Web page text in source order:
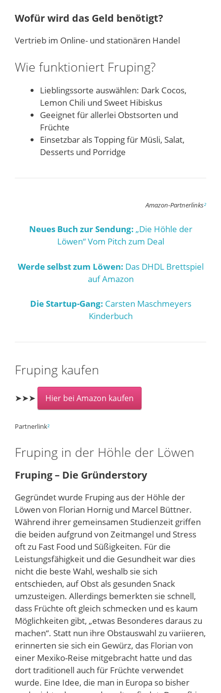
Wofür wird das Geld benötigt?
Vertrieb im Online- und stationären Handel
Wie funktioniert Fruping?
Lieblingssorte auswählen: Dark Cocos,
Lemon Chili und Sweet Hibiskus
Geeignet für allerlei Obstsorten und
Früchte
Einsetzbar als Topping für Müsli, Salat,
Desserts und Porridge
Amazon-Partnerlinks²
Neues Buch zur Sendung: „Die Höhle der
Löwen“ Vom Pitch zum Deal
Werde selbst zum Löwen: Das DHDL Brettspiel
auf Amazon
Die Startup-Gang: Carsten Maschmeyers
Kinderbuch
Fruping kaufen
➤➤➤ Hier bei Amazon kaufen
Partnerlink²
Fruping in der Höhle der Löwen
Fruping – Die Gründerstory
Gegründet wurde Fruping aus der Höhle der
Löwen von Florian Hornig und Marcel Büttner.
Während ihrer gemeinsamen Studienzeit griffen
die beiden aufgrund von Zeitmangel und Stress
oft zu Fast Food und Süßigkeiten. Für die
Leistungsfähigkeit und die Gesundheit war dies
nicht die beste Wahl, weshalb sie sich
entschieden, auf Obst als gesunden Snack
umzusteigen. Allerdings bemerkten sie schnell,
dass Früchte oft gleich schmecken und es kaum
Möglichkeiten gibt, „etwas Besonderes daraus zu
machen“. Statt nun ihre Obstauswahl zu variieren,
erinnerten sie sich ein Gewürz, das Florian von
einer Mexiko-Reise mitgebracht hatte und das
dort traditionell auch für Früchte verwendet
wurde. Eine Idee, die man in Europa so bisher